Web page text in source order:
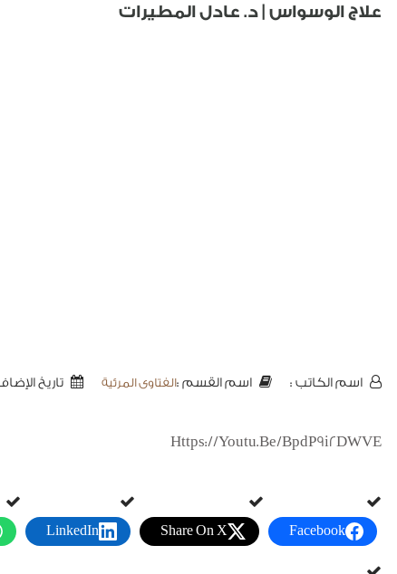
علاج الوسواس | د. عادل المطيرات
اسم الكاتب : اسم القسم :الفتاوى المرئية تاريخ الإضافة :
Https://youtu.be/BpdP9i2DWVE
Facebook
Share On X
LinkedIn